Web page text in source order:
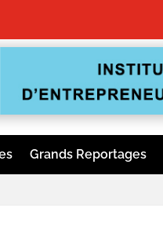
Grands Reportages